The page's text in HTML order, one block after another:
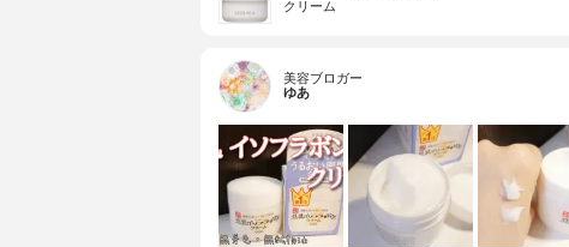
クリーム
美容ブロガー
ゆあ